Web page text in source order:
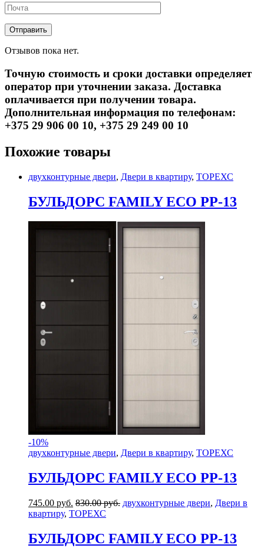
Отзывов пока нет.
Точную стоимость и сроки доставки определяет
оператор при уточнении заказа. Доставка
оплачивается при получении товара.
Дополнительная информация по телефонам:
+375 29 906 00 10, +375 29 249 00 10
Похожие товары
двухконтурные двери, Двери в квартиру, ТОРЕХС
БУЛЬДОРС FAMILY ECO PP-13
-10%
двухконтурные двери, Двери в квартиру, ТОРЕХС
БУЛЬДОРС FAMILY ECO PP-13
745.00 руб. 830.00руб. двухконтурные двери, Двери в
квартиру, ТОРЕХС
БУЛЬДОРС FAMILY ECO PP-13